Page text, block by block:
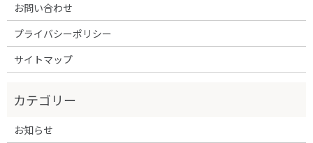
お問い合わせ
プライバシーポリシー
サイトマップ
お知らせ